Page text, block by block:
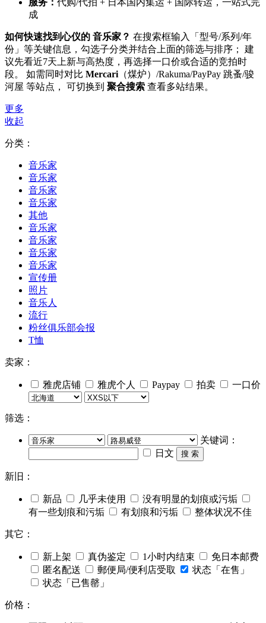
服务： 代购/代拍 + 日本国内集运 + 国际转运，一站式完
成
如何快速找到心仪的 音乐家？ 在搜索框输入「型号/系列/年
份」等关键信息，勾选子分类并结合上面的筛选与排序； 建
议先看近7天上新与高热度，再选择一口价或合适的竞拍时
段。 如需同时对比 Mercari （煤炉）/Rakuma/PayPay 跳蚤/骏
河屋 等站点， 可切换到 聚合搜索 查看多站结果。
更多
收起
分类：
音乐家
音乐家
音乐家
音乐家
其他
音乐家
音乐家
音乐家
音乐家
宣传册
照片
音乐人
流行
粉丝俱乐部会报
T恤
卖家：
雅虎店铺 雅虎个人 Paypay 拍卖 一口价
筛选：
关键词：
日文
搜 索
新旧：
新品 几乎未使用
没有明显的划痕或污垢
有一些划痕和污垢
有划痕和污垢 整体状况不佳
其它：
新上架 真伪鉴定 1小时内结束
免日本邮费
匿名配送
郵便局/便利店受取
状态「在售」
状态「已售罄」
价格：